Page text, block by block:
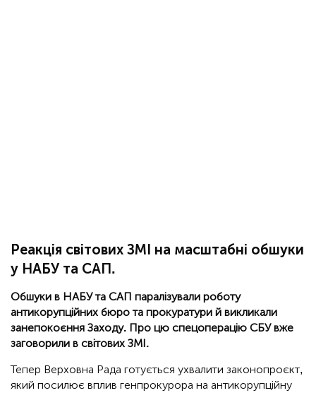
Реакція світових ЗМІ на масштабні обшуки
у НАБУ та САП.
Обшуки в НАБУ та САП паралізували роботу
антикорупційних бюро та прокуратури й викликали
занепокоєння Заходу. Про цю спецоперацію СБУ вже
заговорили в світових ЗМІ.
Тепер Верховна Рада готується ухвалити законопроєкт,
який посилює вплив генпрокурора на антикорупційну